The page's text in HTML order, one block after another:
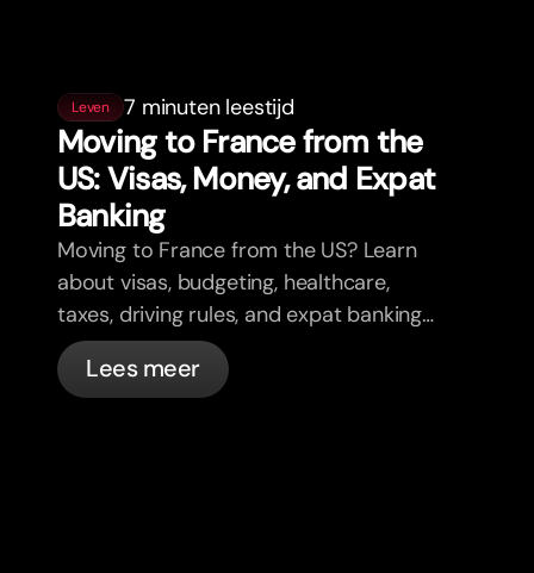
Leven 7 minuten leestijd
Moving to France from the
US: Visas, Money, and Expat
Banking
Moving to France from the US? Learn
about visas, budgeting, healthcare,
taxes, driving rules, and expat banking
in France with bunq.
Lees meer